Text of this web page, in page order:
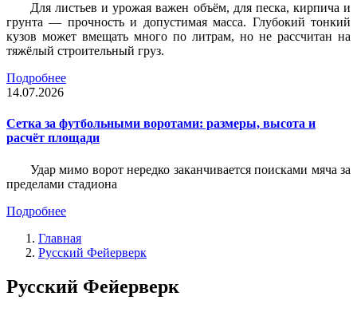
Для листьев и урожая важен объём, для песка, кирпича и
грунта — прочность и допустимая масса. Глубокий тонкий
кузов может вмещать много по литрам, но не рассчитан на
тяжёлый строительный груз.
Подробнее
14.07.2026
Сетка за футбольными воротами: размеры, высота и
расчёт площади
Удар мимо ворот нередко заканчивается поисками мяча за
пределами стадиона
Подробнее
Главная
Русский Фейерверк
Русский Фейерверк